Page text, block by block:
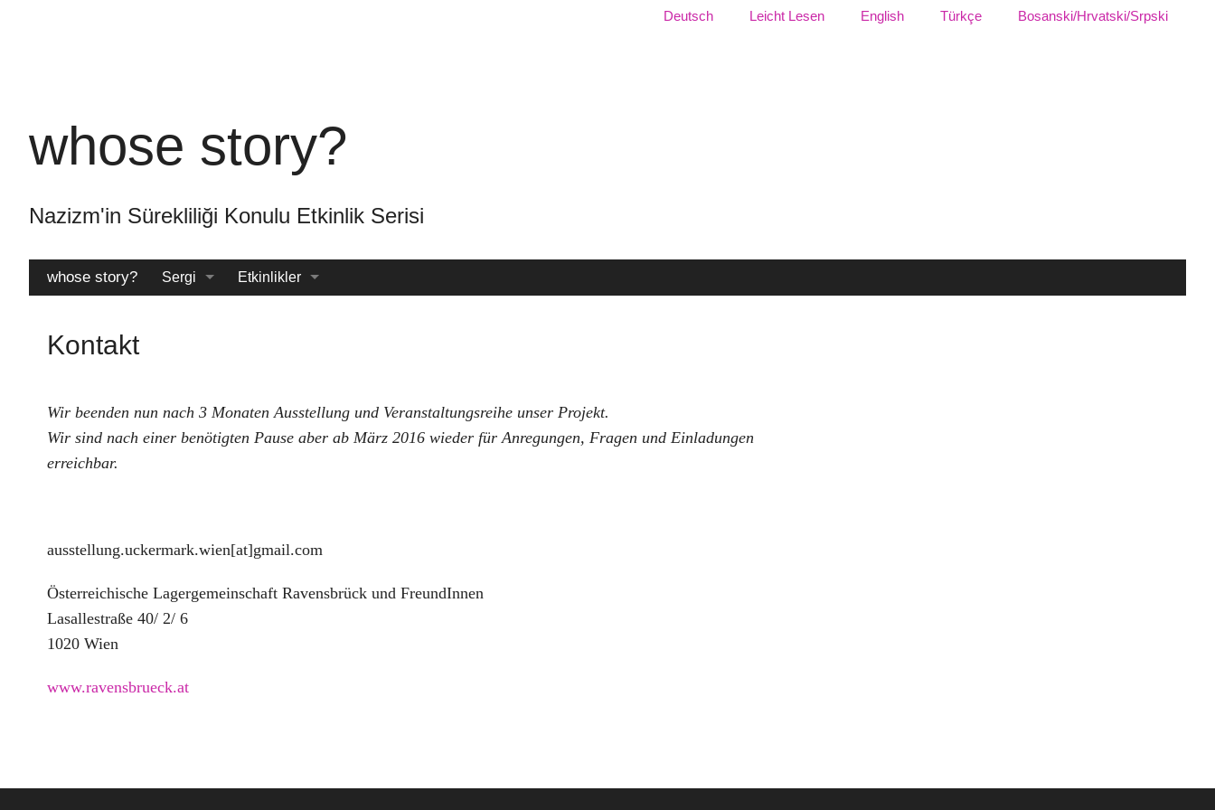
Dil:
Deutsch Leicht Lesen English Türkçe Bosanski/Hrvatski/Srpski
whose story?
Nazizm'in Sürekliliği Konulu Etkinlik Serisi
whose story? Sergi Etkinlikler
Kontakt
Wir beenden nun nach 3 Monaten Ausstellung und Veranstaltungsreihe unser Projekt.
Wir sind nach einer benötigten Pause aber ab März 2016 wieder für Anregungen, Fragen und Einladungen
erreichbar.
ausstellung.uckermark.wien[at]gmail.com
Österreichische Lagergemeinschaft Ravensbrück und FreundInnen
Lasallestraße 40/ 2/ 6
1020 Wien
www.ravensbrueck.at